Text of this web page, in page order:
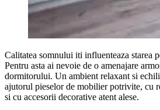
Calitatea somnului iti influenteaza starea
Pentru asta ai nevoie de o amenajare
dormitorului. Un ambient relaxant si
ajutorul pieselor de mobilier potrivite, cu
si cu accesorii decorative atent alese.